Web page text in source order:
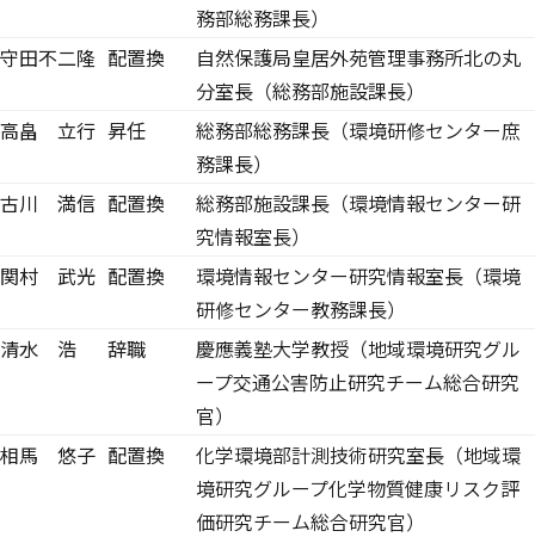
務部総務課長）
守田不二隆 配置換
自然保護局皇居外苑管理事務所北の丸
分室長（総務部施設課長）
高畠 立行 昇任
総務部総務課長（環境研修センター庶
務課長）
古川 満信 配置換
総務部施設課長（環境情報センター研
究情報室長）
関村 武光 配置換
環境情報センター研究情報室長（環境
研修センター教務課長）
清水 浩
辞職
慶應義塾大学教授（地域環境研究グル
ープ交通公害防止研究チーム総合研究
官）
相馬 悠子 配置換
化学環境部計測技術研究室長（地域環
境研究グループ化学物質健康リスク評
価研究チーム総合研究官）